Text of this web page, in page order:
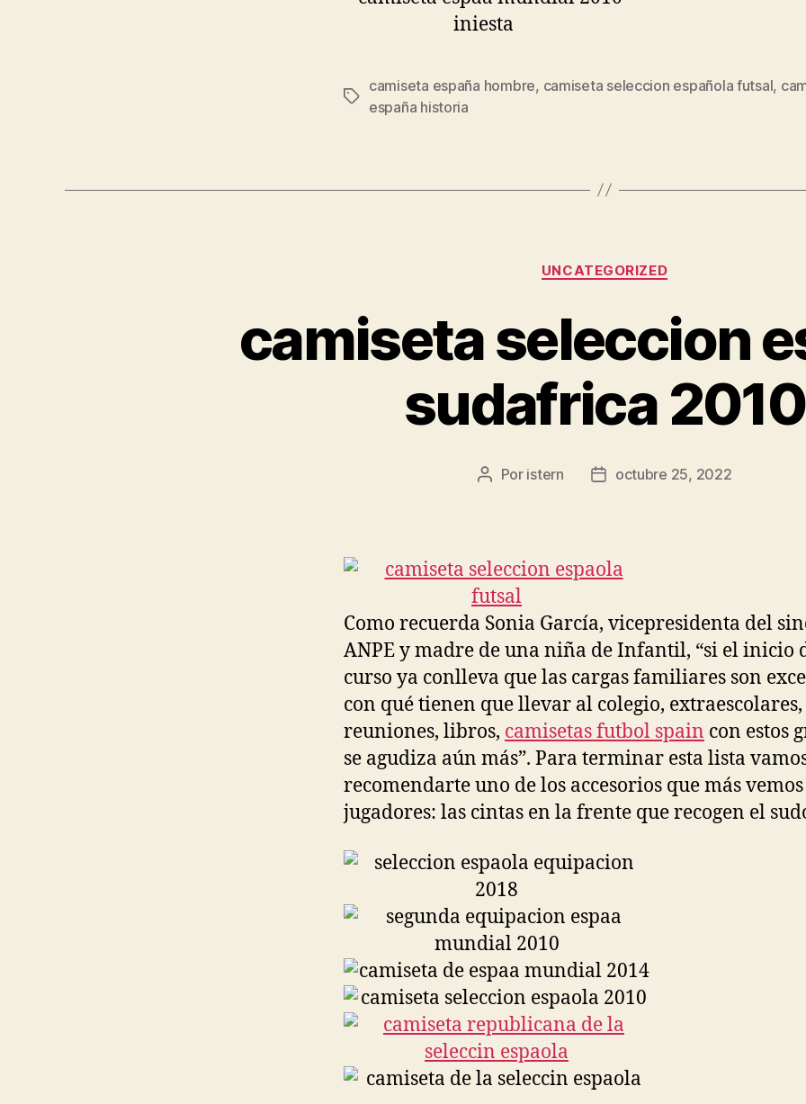
Etiquetas
camiseta españa hombre, camiseta seleccion española futsal,
españa historia
Categorías
UNCATEGORIZED
camiseta seleccion
sudafrica 2010
Autor
Por istern
Fechaoctubre 25, 2022
Como recuerda Sonia García, vicepresidenta del
ANPE y madre de una niña de Infantil, “si el inicio
curso ya conlleva que las cargas familiares son
con qué tienen que llevar al colegio, extraescolares,
reuniones, libros, camisetas futbol spain con estos
se agudiza aún más”. Para terminar esta lista
recomendarte uno de los accesorios que más
jugadores: las cintas en la frente que recogen el